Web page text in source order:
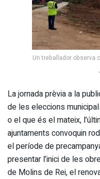
Un treballador observa
La jornada prèvia a la
de les eleccions
o el que és el mateix,
ajuntaments convoquin
el període de
presentar l’inici de les
de Molins de Rei, el